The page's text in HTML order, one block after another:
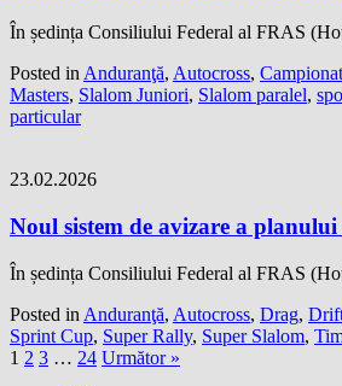
În ședința Consiliului Federal al FRAS
Posted in Anduranţă, Autocross,
Masters, Slalom Juniori, Slalom paralel,
particular
23.02.2026
Noul sistem de avizare a planului
În ședința Consiliului Federal al FRAS
Posted in Anduranţă, Autocross, Drag,
Sprint Cup, Super Rally, Super Slalom,
1 2 3 … 24 Următor »